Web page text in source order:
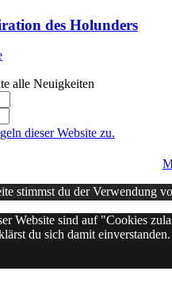
des Holunders
alle Neuigkeiten
dieser Website zu.
stimmst du der Verwendung
Website sind auf "Cookies
du sich damit einverstanden.